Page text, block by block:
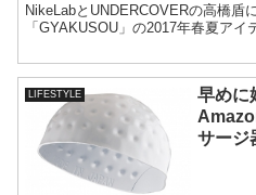
NikeLabとUNDERCOVERの高橋盾
「GYAKUSOU」の2017年春夏ア
LIFESTYLE
早めに
サージ